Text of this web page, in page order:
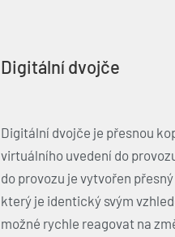
Digitální dvojče
Digitální dvojče je přesnou
virtuálního uvedení do
do provozu je vytvořen
který je identický svým
možné rychle reagovat na